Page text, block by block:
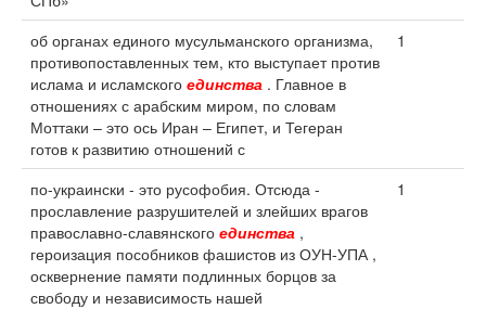
об органах единого мусульманского организма,
противопоставленных тем, кто выступает против
ислама и исламского единства . Главное в
отношениях с арабским миром, по словам
Моттаки – это ось Иран – Египет, и Тегеран
готов к развитию отношений с
1
по-украински - это русофобия. Отсюда -
прославление разрушителей и злейших врагов
православно-славянского единства ,
героизация пособников фашистов из ОУН-УПА ,
осквернение памяти подлинных борцов за
свободу и независимость нашей
1